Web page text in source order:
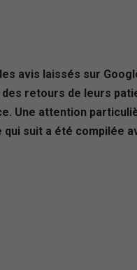
avis laissés sur
retours de leurs
Une attention
suit a été compilée